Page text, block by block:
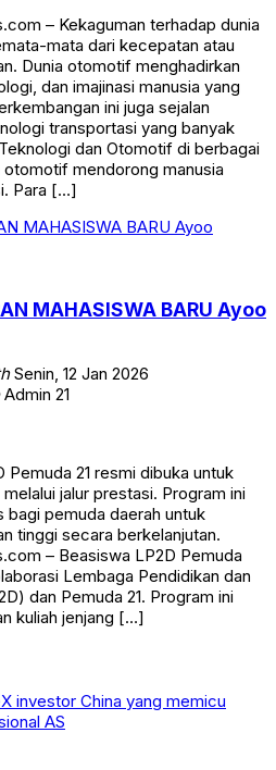
– Kekaguman terhadap dunia
mata dari kecepatan atau
Dunia otomotif menghadirkan
dan imajinasi manusia yang
ini juga sejalan
transportasi yang banyak
dan Otomotif di berbagai
mendorong manusia
Para […]
MAHASISWA BARU Ayoo
Senin, 12 Jan 2026
Admin 21
Pemuda 21 resmi dibuka untuk
melalui jalur prestasi. Program ini
bagi pemuda daerah untuk
tinggi secara berkelanjutan.
– Beasiswa LP2D Pemuda
Lembaga Pendidikan dan
dan Pemuda 21. Program ini
kuliah jenjang […]